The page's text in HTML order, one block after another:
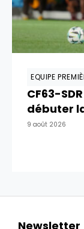
EQUIPE
CF63-
débuter
9 août 2026
Newsletter